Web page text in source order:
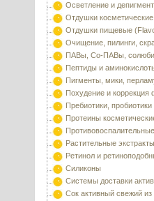
Осветление и
Отдушки
Отдушки пищевые
Очищение, пилинги,
ПАВы, Со-ПАВы,
Пептиды и
Пигменты, мики,
Похудение и коррекция
Пребиотики, пробиотики
Протеины
Растительные экстракты
Ретинол и
Силиконы
Системы доставки
Сок активный свежий из